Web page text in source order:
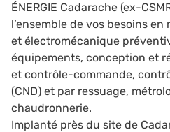
ÉNERGIE Cadarache (ex-
l’ensemble de vos besoins
et électromécanique
équipements, conception et
et contrôle-commande,
(CND) et par ressuage,
chaudronnerie.
Implanté près du site de